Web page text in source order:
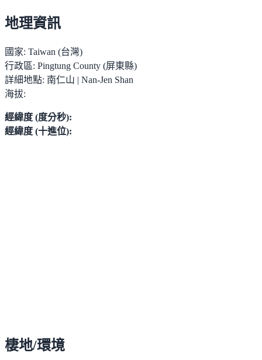
地理資訊
國家: Taiwan (台灣)
行政區: Pingtung County (屏東縣)
詳細地點: 南仁山 | Nan-Jen Shan
海拔:
經緯度 (度分秒):
經緯度 (十進位):
棲地/環境